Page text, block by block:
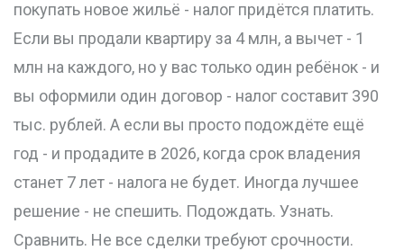
покупать новое жильё - налог придётся платить.
Если вы продали квартиру за 4 млн, а вычет - 1
млн на каждого, но у вас только один ребёнок - и
вы оформили один договор - налог составит 390
тыс. рублей. А если вы просто подождёте ещё
год - и продадите в 2026, когда срок владения
станет 7 лет - налога не будет. Иногда лучшее
решение - не спешить. Подождать. Узнать.
Сравнить. Не все сделки требуют срочности.